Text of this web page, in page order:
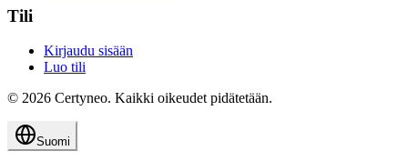
Tili
Kirjaudu sisään
Luo tili
© 2026 Certyneo. Kaikki oikeudet pidätetään.
Suomi